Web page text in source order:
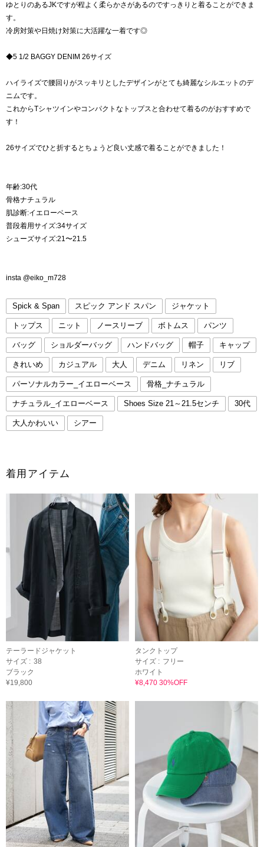
ゆとりのあるJKですが程よく柔らかさがあるのですっきりと着ることができま
す。
冷房対策や日焼け対策に大活躍な一着です◎
◆5 1/2 BAGGY DENIM 26サイズ
ハイライズで腰回りがスッキリとしたデザインがとても綺麗なシルエットのデ
ニムです。
これからTシャツインやコンパクトなトップスと合わせて着るのがおすすめで
す！
26サイズでひと折するとちょうど良い丈感で着ることができました！
年齢:30代
骨格ナチュラル
肌診断:イエローベース
普段着用サイズ:34サイズ
シューズサイズ:21〜21.5
insta @eiko_m728
Spick & Span スピック アンド スパン ジャケット
トップス ニット ノースリーブ ボトムス パンツ
バッグ ショルダーバッグ ハンドバッグ 帽子 キャップ
きれいめ カジュアル 大人 デニム リネン リブ
パーソナルカラー_イエローベース 骨格_ナチュラル
ナチュラル_イエローベース Shoes Size 21～21.5センチ 30代
大人かわいい シアー
着用アイテム
テーラードジャケット
サイズ : 38
ブラック
¥19,800
タンクトップ
サイズ : フリー
ホワイト
¥8,470 30%OFF